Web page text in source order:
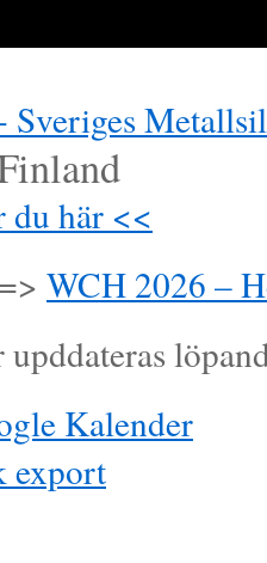
Sveriges
här <<
WCH 2026 –
Kalender
export